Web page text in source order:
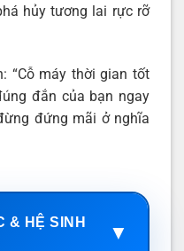
hủy tương lai rực rỡ
“Cỗ máy thời gian tốt
đắn của bạn ngay
đứng mãi ở nghĩa
& HỆ SINH
▼